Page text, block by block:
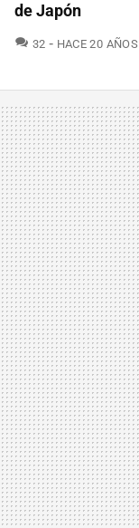
de Japón
32 COMENTARIOS
HACE 20 AÑOS